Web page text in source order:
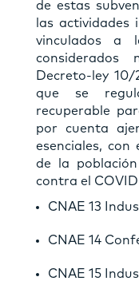
de estas
las actividades
vinculados a
considerados
Decreto-ley
que se
recuperable
por cuenta
esenciales,
de la
contra el
CNAE 13
CNAE 14
CNAE 15